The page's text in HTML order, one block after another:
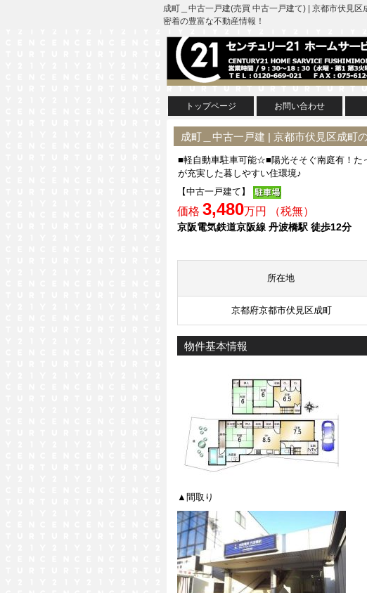
成町＿中古一戸建(売買 中古一戸建て) | 京都市伏見
密着の豊富な不動産情報！
トップページ お問い合わせ
成町＿中古一戸建 | 京都市伏見区成町
■軽自動車駐車可能☆■陽光そそぐ南庭有！た
が充実した暮しやすい住環境♪
【中古一戸建て】
価格 3,480万円 （税無）
京阪電気鉄道京阪線 丹波橋駅 徒歩12分
所在地
京都府京都市伏見区成町
物件基本情報
▲間取り